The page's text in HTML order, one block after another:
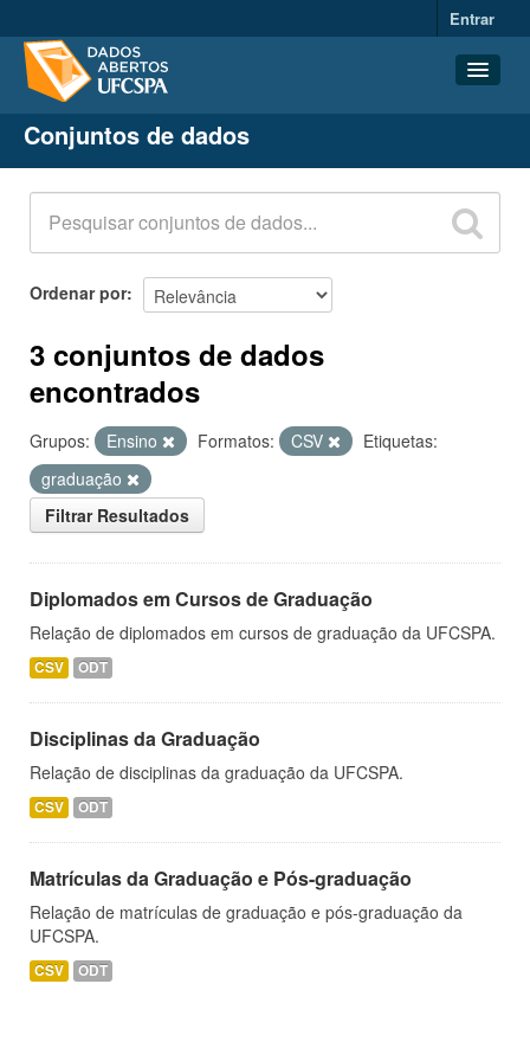
Entrar
Conjuntos de dados
Organizações
Grupos
Sobre
Conjuntos de dados
Ordenar por
3 conjuntos de dados
encontrados
Grupos: Ensino Formatos: CSV
Etiquetas:
graduação
Filtrar Resultados
Diplomados em Cursos de Graduação
Relação de diplomados em cursos de graduação da UFCSPA.
CSV ODT
Disciplinas da Graduação
Relação de disciplinas da graduação da UFCSPA.
CSV ODT
Matrículas da Graduação e Pós-graduação
Relação de matrículas de graduação e pós-graduação da
UFCSPA.
CSV ODT